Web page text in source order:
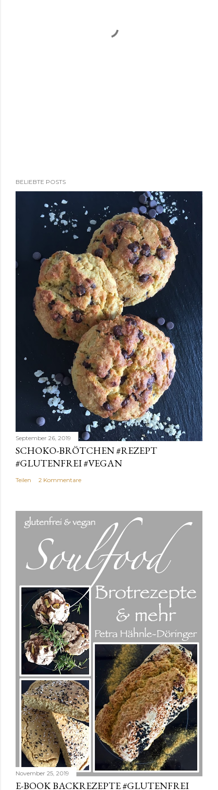
BELIEBTE POSTS
September 26, 2019
SCHOKO-BRÖTCHEN #REZEPT
#GLUTENFREI #VEGAN
Teilen 2 Kommentare
November 25, 2019
E-BOOK BACKREZEPTE #GLUTENFREI